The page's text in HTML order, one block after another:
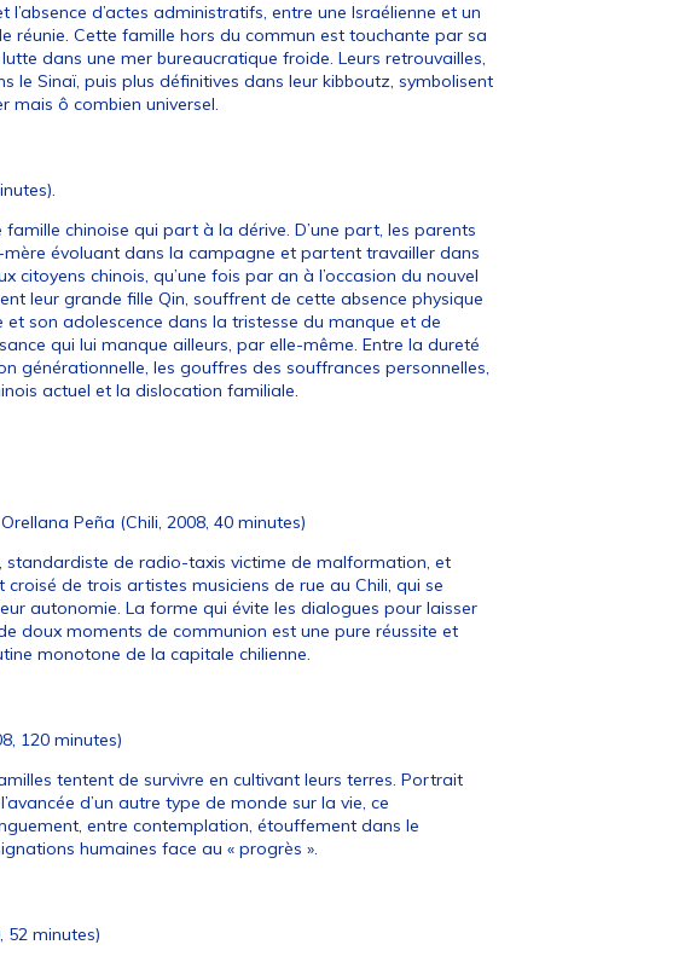
d’actes administratifs, entre une Israélienne et un
réunie. Cette famille hors du commun est touchante par sa
dans une mer bureaucratique froide. Leurs retrouvailles,
le Sinaï, puis plus définitives dans leur kibboutz, symbolisent
mais ô combien universel.
chinoise qui part à la dérive. D’une part, les parents
évoluant dans la campagne et partent travailler dans
citoyens chinois, qu’une fois par an à l’occasion du nouvel
leur grande fille Qin, souffrent de cette absence physique
son adolescence dans la tristesse du manque et de
qui lui manque ailleurs, par elle-même. Entre la dureté
générationnelle, les gouffres des souffrances personnelles,
actuel et la dislocation familiale.
Peña (Chili, 2008, 40 minutes)
standardiste de radio-taxis victime de malformation, et
de trois artistes musiciens de rue au Chili, qui se
autonomie. La forme qui évite les dialogues pour laisser
doux moments de communion est une pure réussite et
monotone de la capitale chilienne.
120 minutes)
tentent de survivre en cultivant leurs terres. Portrait
d’un autre type de monde sur la vie, ce
entre contemplation, étouffement dans le
humaines face au « progrès ».
52 minutes)